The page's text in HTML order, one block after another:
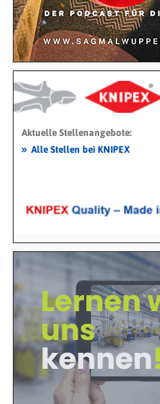
Aktuelle Stellenangebote:
» Alle Stellen bei KNIPEX